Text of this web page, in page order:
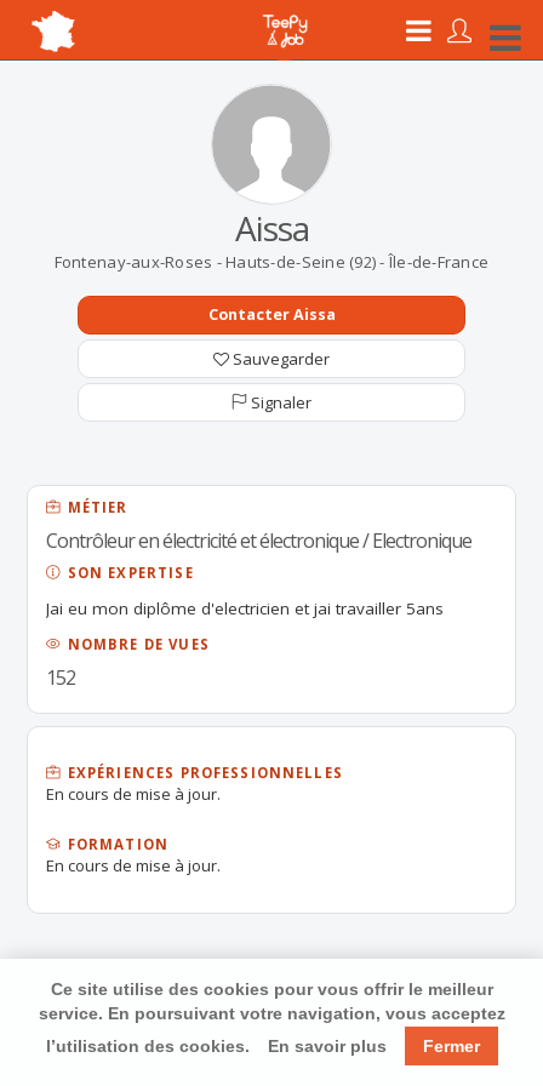
Aissa
Fontenay-aux-Roses - Hauts-de-Seine (92) - Île-de-France
Contacter Aissa
Sauvegarder
Signaler
MÉTIER
Contrôleur en électricité et électronique / Electronique
SON EXPERTISE
Jai eu mon diplôme d'electricien et jai travailler 5ans
NOMBRE DE VUES
152
EXPÉRIENCES PROFESSIONNELLES
En cours de mise à jour.
FORMATION
En cours de mise à jour.
Ce site utilise des cookies pour vous offrir le meilleur
service. En poursuivant votre navigation, vous acceptez
l’utilisation des cookies.
En savoir plus Fermer